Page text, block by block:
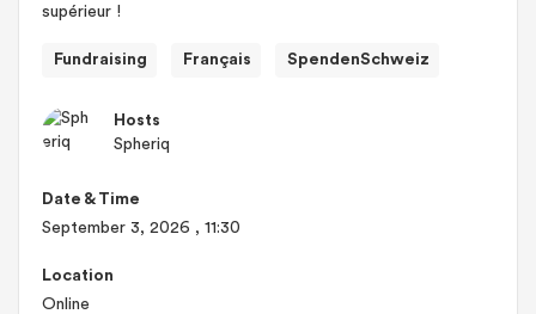
supérieur !
Fundraising Français SpendenSchweiz
Hosts
Spheriq
Date & Time
September 3, 2026 , 11:30
Location
Online